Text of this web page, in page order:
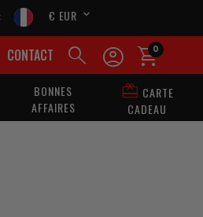
CONTACT   
0
BONNES
AFFAIRES
 CARTE
CADEAU
€ EUR